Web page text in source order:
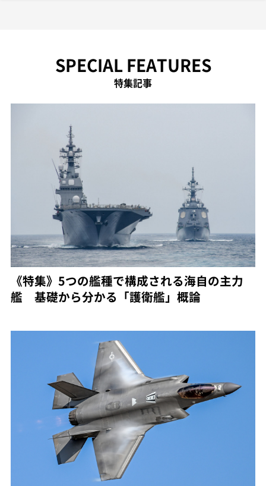
SPECIAL FEATURES
特集記事
《特集》5つの艦種で構成される海自の主力
艦 基礎から分かる「護衛艦」概論